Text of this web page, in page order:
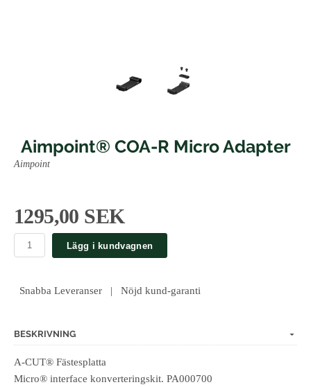
Aimpoint® COA-R Micro Adapter
Aimpoint
1295,00 SEK
Lägg i kundvagnen
Snabba Leveranser | Nöjd kund-garanti
BESKRIVNING
A-CUT® Fästesplatta
Micro® interface konverteringskit. PA000700